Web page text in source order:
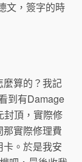
文，簽字的時
算的？我記
到有Damage
封頂，實際修
實際修理費
。於是我安